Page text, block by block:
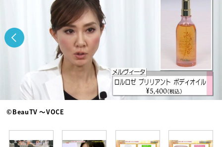
©BeauTV ～VOCE